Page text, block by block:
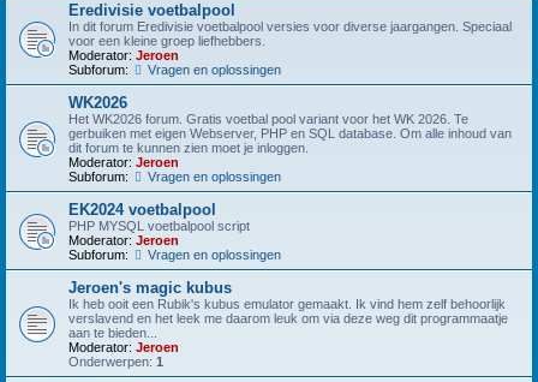
Eredivisie voetbalpool
In dit forum Eredivisie voetbalpool versies voor diverse jaargangen. Speciaal
voor een kleine groep liefhebbers.
Moderator: Jeroen
Subforum:
Vragen en oplossingen
WK2026
Het WK2026 forum. Gratis voetbal pool variant voor het WK 2026. Te
gerbuiken met eigen Webserver, PHP en SQL database. Om alle inhoud van
dit forum te kunnen zien moet je inloggen.
Moderator: Jeroen
Subforum:
Vragen en oplossingen
EK2024 voetbalpool
PHP MYSQL voetbalpool script
Moderator: Jeroen
Subforum:
Vragen en oplossingen
Jeroen's magic kubus
Ik heb ooit een Rubik's kubus emulator gemaakt. Ik vind hem zelf behoorlijk
verslavend en het leek me daarom leuk om via deze weg dit programmaatje
aan te bieden...
Moderator: Jeroen
Onderwerpen: 1